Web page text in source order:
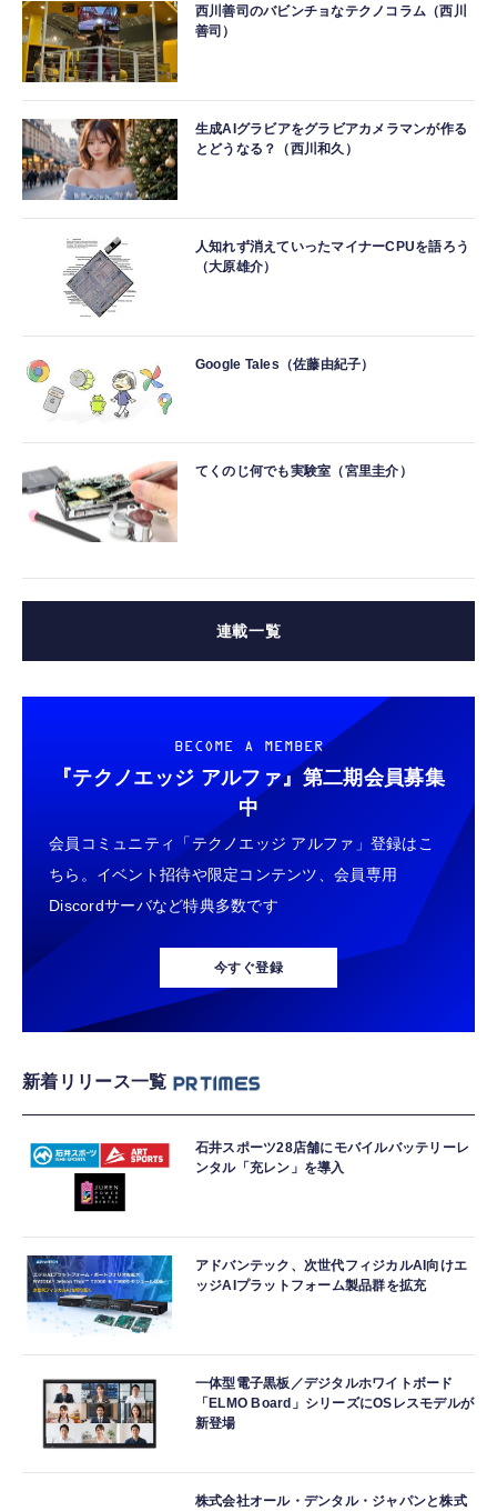
西川善司のバビンチョなテクノコラム（西川
善司）
生成AIグラビアをグラビアカメラマンが作る
とどうなる？（西川和久）
人知れず消えていったマイナーCPUを語ろう
（大原雄介）
Google Tales（佐藤由紀子）
てくのじ何でも実験室（宮里圭介）
連載一覧
BECOME A MEMBER
『テクノエッジ アルファ』 第二期会員募集
中
会員コミュニティ「テクノエッジ アルファ」登録はこ
ちら。イベント招待や限定コンテンツ、会員専用
Discordサーバなど特典多数です
今すぐ登録
新着リリース一覧
石井スポーツ28店舗にモバイルバッテリーレ
ンタル「充レン」を導入
アドバンテック、次世代フィジカルAI向けエ
ッジAIプラットフォーム製品群を拡充
一体型電子黒板／デジタルホワイトボード
「ELMO Board」シリーズにOSレスモデルが
新登場
株式会社オール・デンタル・ジャパンと株式